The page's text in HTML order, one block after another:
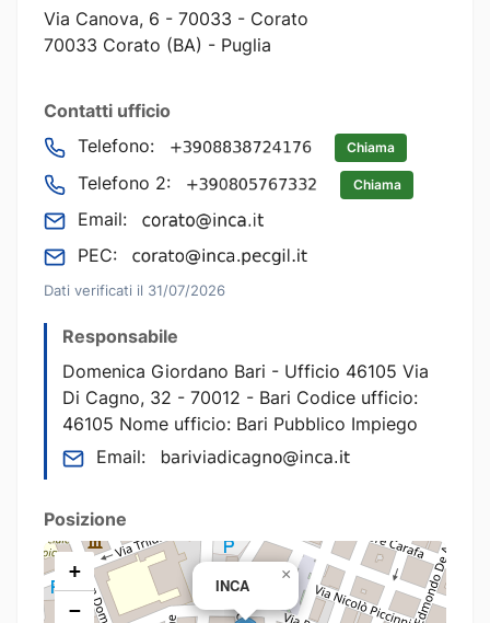
Via Canova, 6 - 70033 - Corato
70033 Corato (BA) - Puglia
Contatti ufficio
Telefono:
Chiama
Telefono 2: Chiama
Email:
PEC:
Dati verificati il 31/07/2026
Responsabile
Domenica Giordano Bari - Ufficio 46105 Via
Di Cagno, 32 - 70012 - Bari Codice ufficio:
46105 Nome ufficio: Bari Pubblico Impiego
Email:
Posizione
INCA
×
+
−